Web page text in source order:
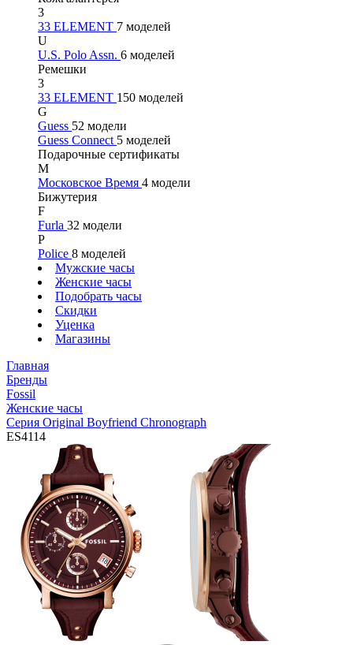
3
33 ELEMENT 7 моделей
U
U.S. Polo Assn. 6 моделей
Ремешки
3
33 ELEMENT 150 моделей
G
Guess 52 модели
Guess Connect 5 моделей
Подарочные сертификаты
М
Московское Время 4 модели
Бижутерия
F
Furla 32 модели
P
Police 8 моделей
Мужские часы
Женские часы
Подобрать часы
Скидки
Уценка
Магазины
Главная
Бренды
Fossil
Женские часы
Серия Original Boyfriend Chronograph
ES4114